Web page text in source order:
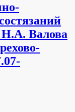
Н.А. Валова